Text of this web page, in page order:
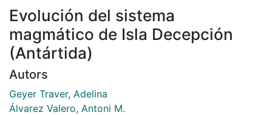
Evolución del sistema
magmático de Isla Decepción
(Antártida)
Autors
Geyer Traver, Adelina
Álvarez Valero, Antoni M.